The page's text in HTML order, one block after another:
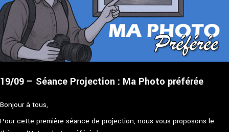
19/09 – Séance Projection : Ma Photo préférée
Bonjour à tous,
Pour cette première séance de projection, nous vous proposons le